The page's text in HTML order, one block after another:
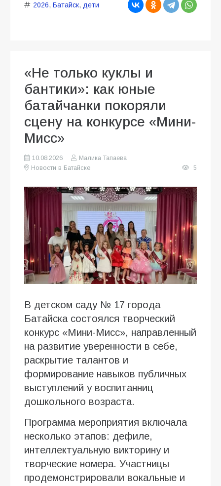
2026, Батайск, дети
«Не только куклы и
бантики»: как юные
батайчанки покоряли
сцену на конкурсе «Мини-
Мисс»
10.08.2026
Малика Тапаева
Новости в Батайске
5
В детском саду № 17 города
Батайска состоялся творческий
конкурс «Мини-Мисс», направленный
на развитие уверенности в себе,
раскрытие талантов и
формирование навыков публичных
выступлений у воспитанниц
дошкольного возраста.
Программа мероприятия включала
несколько этапов: дефиле,
интеллектуальную викторину и
творческие номера. Участницы
продемонстрировали вокальные и